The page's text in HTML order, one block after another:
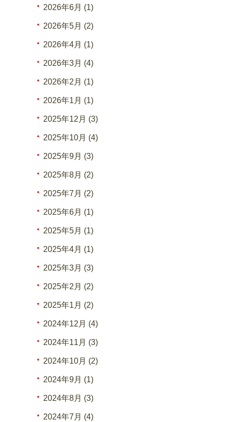
2026年6月 (1)
2026年5月 (2)
2026年4月 (1)
2026年3月 (4)
2026年2月 (1)
2026年1月 (1)
2025年12月 (3)
2025年10月 (4)
2025年9月 (3)
2025年8月 (2)
2025年7月 (2)
2025年6月 (1)
2025年5月 (1)
2025年4月 (1)
2025年3月 (3)
2025年2月 (2)
2025年1月 (2)
2024年12月 (4)
2024年11月 (3)
2024年10月 (2)
2024年9月 (1)
2024年8月 (3)
2024年7月 (4)